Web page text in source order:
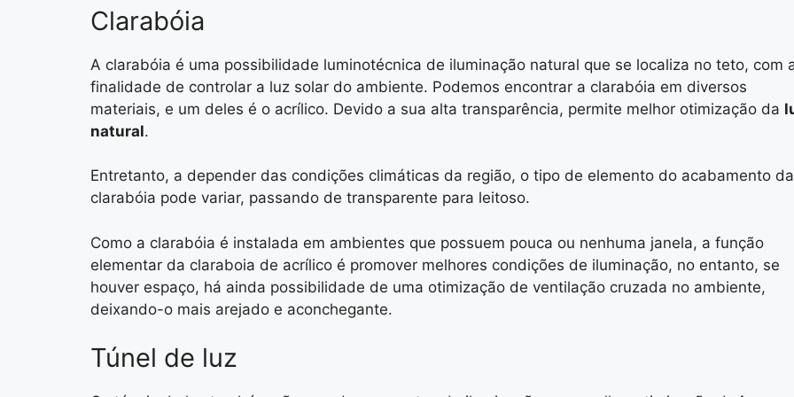
Clarabóia
A clarabóia é uma possibilidade luminotécnica de iluminação natural que se localiza no teto, com
finalidade de controlar a luz solar do ambiente. Podemos encontrar a clarabóia em diversos
materiais, e um deles é o acrílico. Devido a sua alta transparência, permite melhor otimização da
natural.
Entretanto, a depender das condições climáticas da região, o tipo de elemento do acabamento da
clarabóia pode variar, passando de transparente para leitoso.
Como a clarabóia é instalada em ambientes que possuem pouca ou nenhuma janela, a função
elementar da claraboia de acrílico é promover melhores condições de iluminação, no entanto, se
houver espaço, há ainda possibilidade de uma otimização de ventilação cruzada no ambiente,
deixando-o mais arejado e aconchegante.
Túnel de luz